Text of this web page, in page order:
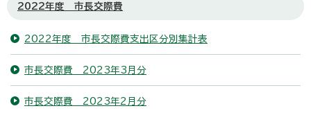
2022年度 市長交際費
2022年度 市長交際費支出区分別集計表
市長交際費 2023年3月分
市長交際費 2023年2月分